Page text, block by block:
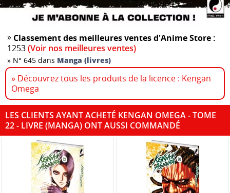
» Classement des meilleures ventes d'Anime Store :
1253(Voir nos meilleures ventes)
» N° 645 dans Manga (livres)
» Découvrez tous les produits de la licence : Kengan
Omega
LES CLIENTS AYANT ACHETÉ KENGAN OMEGA - TOME
22 - LIVRE (MANGA) ONT AUSSI COMMANDÉ